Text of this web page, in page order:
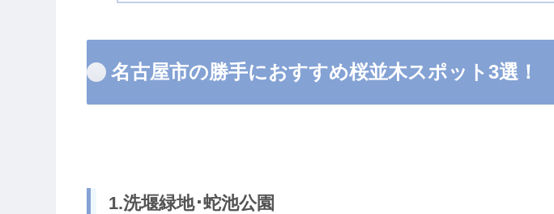
名古屋市の勝手におすすめ桜並木スポット3選！
1.洗堰緑地･蛇池公園